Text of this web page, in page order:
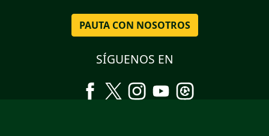
PAUTA CON NOSOTROS
SÍGUENOS EN